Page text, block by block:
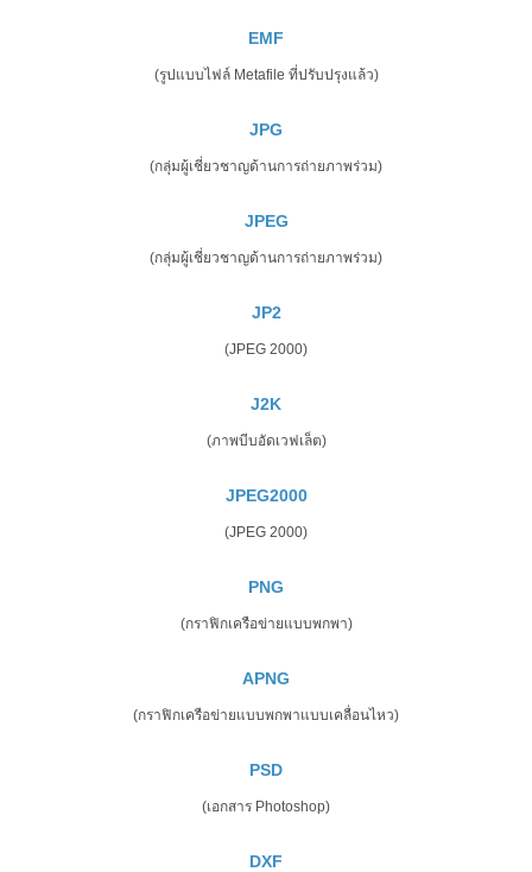
EMF
(รูปแบบไฟล์ Metafile ที่ปรับปรุงแล้ว)
JPG
(กลุ่มผู้เชี่ยวชาญด้านการถ่ายภาพร่วม)
JPEG
(กลุ่มผู้เชี่ยวชาญด้านการถ่ายภาพร่วม)
JP2
(JPEG 2000)
J2K
(ภาพบีบอัดเวฟเล็ต)
JPEG2000
(JPEG 2000)
PNG
(กราฟิกเครือข่ายแบบพกพา)
APNG
(กราฟิกเครือข่ายแบบพกพาแบบเคลื่อนไหว)
PSD
(เอกสาร Photoshop)
DXF